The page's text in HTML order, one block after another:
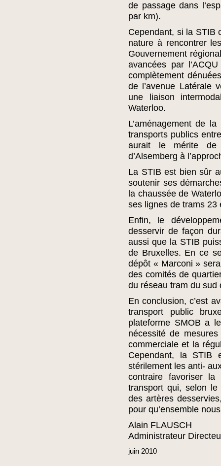
de passage dans
par km).
Cependant, si la STIB
nature à rencontrer
Gouvernement
avancées par
complètement
de l’avenue Latérale
une liaison
Waterloo.
L’aménagement de
transports publics
aurait le mérite
d’Alsemberg à
La STIB est bien sûr
soutenir ses
la chaussée de
ses lignes de trams 23
Enfin, le
desservir de façon
aussi que la STIB
de Bruxelles. En ce
dépôt « Marconi »
des comités de
du réseau tram du sud
En conclusion, c’est
transport public
plateforme SMOB a
nécessité de
commerciale et la
Cependant, la STIB
stérilement les anti-
contraire favoriser la
transport qui, selon
des artères
pour qu’ensemble
Alain FLAUSCH
Administrateur
juin 2010